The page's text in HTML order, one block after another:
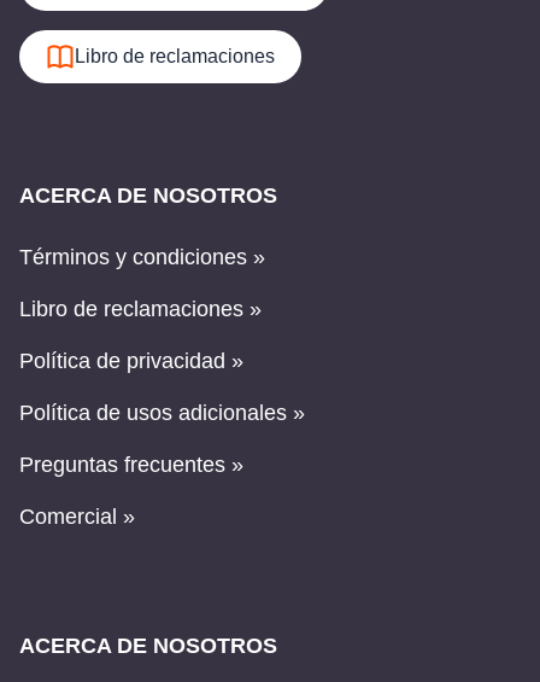
Libro de reclamaciones
ACERCA DE NOSOTROS
Términos y condiciones »
Libro de reclamaciones »
Política de privacidad »
Política de usos adicionales »
Preguntas frecuentes »
Comercial »
ACERCA DE NOSOTROS